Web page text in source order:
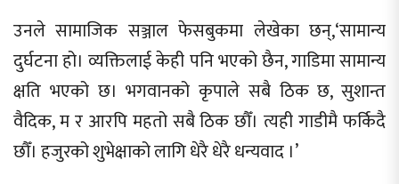
उनले सामाजिक सञ्जाल फेसबुकमा लेखेका छन्,‘सामान्य
दुर्घटना हो। व्यक्तिलाई केही पनि भएको छैन, गाडिमा सामान्य
क्षति भएको छ। भगवानको कृपाले सबै ठिक छ, सुशान्त
वैदिक, म र आरपि महतो सबै ठिक छौँ। त्यही गाडीमै फर्किदै
छौँ। हजुरको शुभेक्षाको लागि धेरै धेरै धन्यवाद ।’